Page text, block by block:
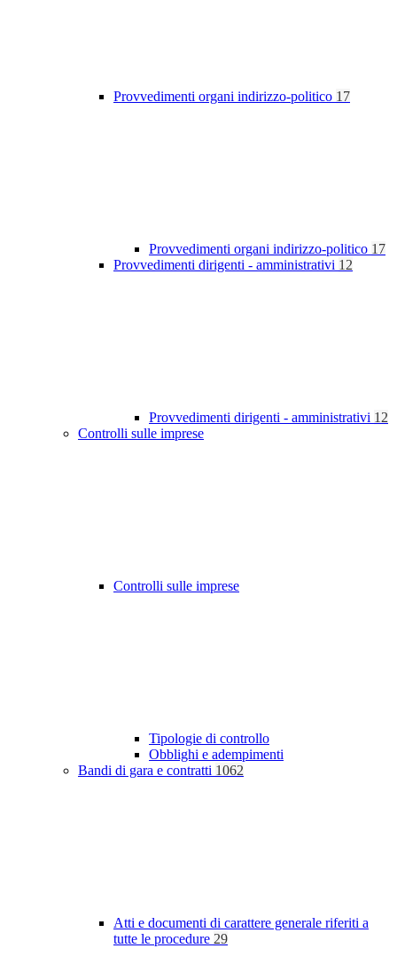
Provvedimenti organi indirizzo-politico 17
Provvedimenti organi indirizzo-politico 17
Provvedimenti dirigenti - amministrativi 12
Provvedimenti dirigenti - amministrativi 12
Controlli sulle imprese
Controlli sulle imprese
Tipologie di controllo
Obblighi e adempimenti
Bandi di gara e contratti 1062
Atti e documenti di carattere generale riferiti a
tutte le procedure 29